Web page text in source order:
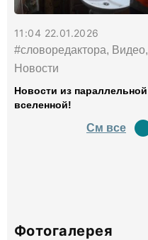
11:04 22.01.2026
#словоредактора, Видео,
Новости
Новости из параллельной
вселенной!
См все
Фотогалерея